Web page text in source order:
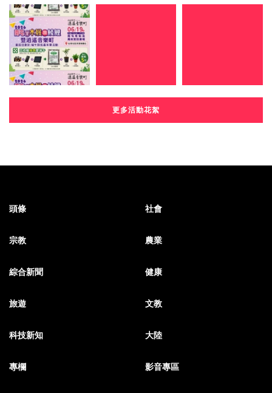
更多活動花絮
頭條 社會
宗教 農業
綜合新聞 健康
旅遊 文教
科技新知 大陸
專欄 影音專區